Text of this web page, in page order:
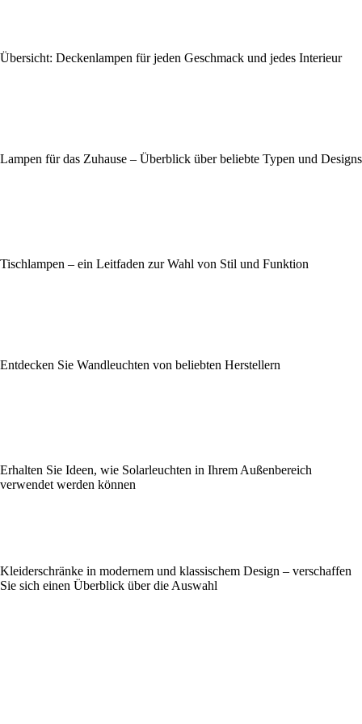
Übersicht: Deckenlampen für jeden Geschmack und jedes Interieur
Lampen für das Zuhause – Überblick über beliebte Typen und Designs
Tischlampen – ein Leitfaden zur Wahl von Stil und Funktion
Entdecken Sie Wandleuchten von beliebten Herstellern
Erhalten Sie Ideen, wie Solarleuchten in Ihrem Außenbereich
verwendet werden können
Kleiderschränke in modernem und klassischem Design – verschaffen
Sie sich einen Überblick über die Auswahl